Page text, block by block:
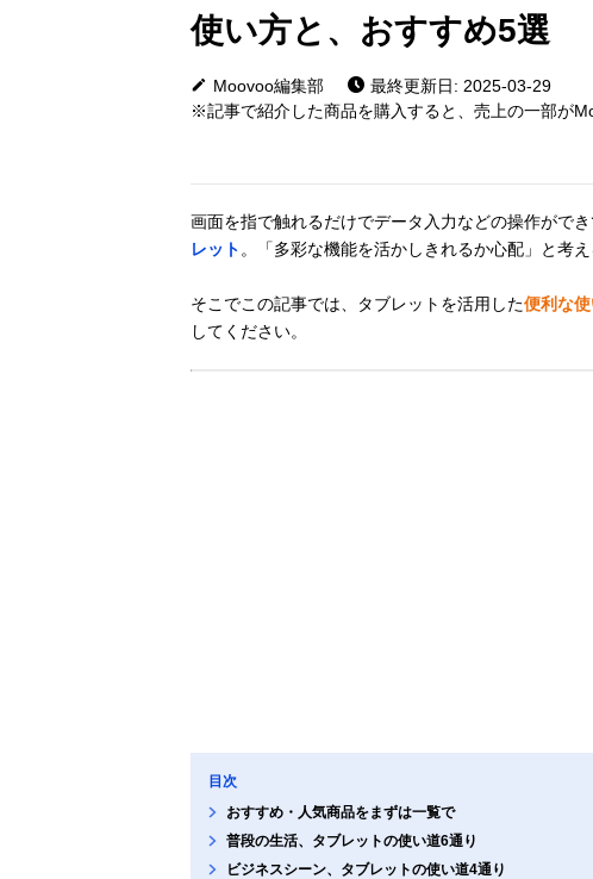
使い方と、おすすめ5選
Moovoo編集部
最終更新日: 2025-03-29
※記事で紹介した商品を購入すると、売上の一部が
画面を指で触れるだけでデータ入力などの操作がで
レット 。「多彩な機能を活かしきれるか心配」と考え
そこでこの記事では、タブレットを活用した便利な
してください。
目次
おすすめ・人気商品をまずは一覧で
普段の生活、タブレットの使い道6通り
ビジネスシーン、タブレットの使い道4通り